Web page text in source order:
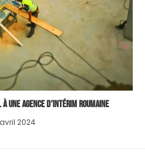
une agence d’intérim roumaine
2024